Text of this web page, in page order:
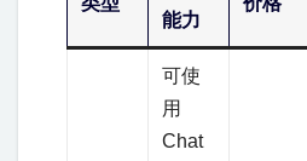
能力
可使
用
Chat